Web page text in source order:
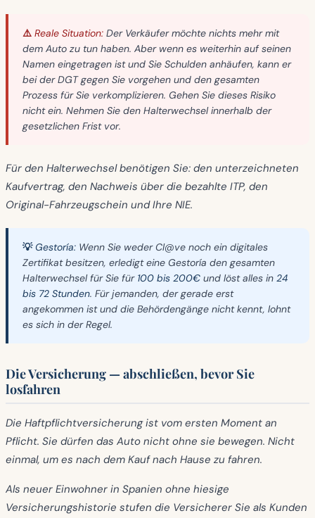
⚠️ Reale Situation: Der Verkäufer möchte nichts mehr mit
dem Auto zu tun haben. Aber wenn es weiterhin auf seinen
Namen eingetragen ist und Sie Schulden anhäufen, kann er
bei der DGT gegen Sie vorgehen und den gesamten
Prozess für Sie verkomplizieren. Gehen Sie dieses Risiko
nicht ein. Nehmen Sie den Halterwechsel innerhalb der
gesetzlichen Frist vor.
Für den Halterwechsel benötigen Sie: den unterzeichneten
Kaufvertrag, den Nachweis über die bezahlte ITP, den
Original-Fahrzeugschein und Ihre NIE.
💡 Gestoría: Wenn Sie weder Cl@ve noch ein digitales
Zertifikat besitzen, erledigt eine Gestoría den gesamten
Halterwechsel für Sie für 100 bis 200€ und löst alles in 24
bis 72 Stunden. Für jemanden, der gerade erst
angekommen ist und die Behördengänge nicht kennt, lohnt
es sich in der Regel.
Die Versicherung — abschließen, bevor Sie
losfahren
Die Haftpflichtversicherung ist vom ersten Moment an
Pflicht. Sie dürfen das Auto nicht ohne sie bewegen. Nicht
einmal, um es nach dem Kauf nach Hause zu fahren.
Als neuer Einwohner in Spanien ohne hiesige
Versicherungshistorie stufen die Versicherer Sie als Kunden